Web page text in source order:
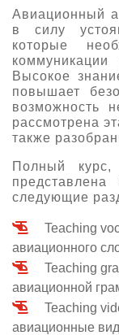
+7
(495)
477-
33-81
О выставке
Партнеры выставки
Крокус Экспо
Даты будущих
Документы
Контакты
Для участников
Заявка на участие
Заочное участие
Прилет на выставку
Основные
Для посетителей
Место проведения
Схема проезда
Правила доступа и
Для СМИ
Аккредитация
Условия
Положение об
Архив
Авиационный
в силу
которые
Высокое
повышает
возможность
рассмотрена
также
Полный
следующие
Teaching
авиационного
Teaching
авиационной
Teaching
авиационные